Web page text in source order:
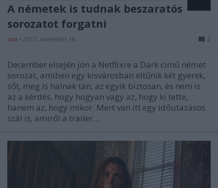
A németek is tudnak beszaratós
sorozatot forgatni
sixx • 2017. november 16. 2
December elsején jön a Netflixre a Dark című német
sorozat, amiben egy kisvárosban eltűnik két gyerek,
sőt, meg is halnak tán, az egyik biztosan, és nem is
az a kérdés, hogy hogyan vagy az, hogy ki tette,
hanem az, hogy mikor. Mert van itt egy időutazásos
szál is, amiről a trailer…